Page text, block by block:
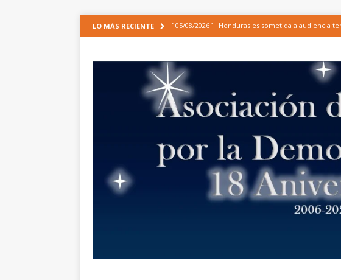
LO MÁS RECIENTE [ 05/08/2026 ] Honduras es sometida a audiencia
[ 30/06/2026 ] Análisis de la aplicación del Test
de incidencia de las organizaciones integrantes de
EPU[1] NOTICIAS
APROBACIÓN URGENTE DE LA LEY
INTEGRAL, LA MODERNIZACIÓN Y LA SEGURIDAD
[ 24/01/2025 ] Comunicado de la AJD sobre
COMUNICADOS